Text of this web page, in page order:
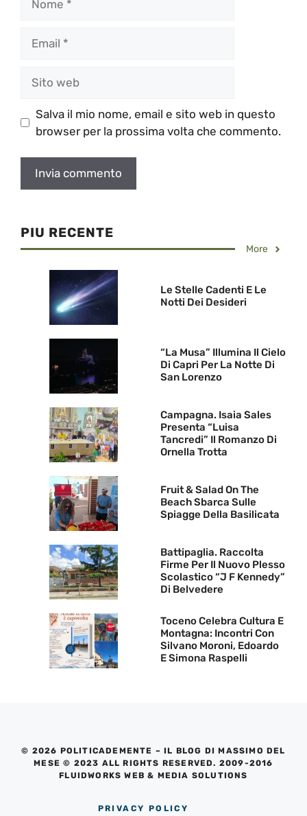
web
Salva il mio nome, email e sito web in questo
browser per la prossima volta che commento.
PIU RECENTE
More
Le Stelle Cadenti E Le
Notti Dei Desideri
“La Musa” Illumina Il Cielo
Di Capri Per La Notte Di
San Lorenzo
Campagna. Isaia Sales
Presenta “Luisa
Tancredi” Il Romanzo Di
Ornella Trotta
Fruit & Salad On The
Beach Sbarca Sulle
Spiagge Della Basilicata
Battipaglia. Raccolta
Firme Per Il Nuovo Plesso
Scolastico “J F Kennedy”
Di Belvedere
Toceno Celebra Cultura E
Montagna: Incontri Con
Silvano Moroni, Edoardo
E Simona Raspelli
© 2026 POLITICADEMENTE – IL BLOG DI MASSIMO DEL
MESE © 2023 ALL RIGHTS RESERVED. 2009-2016
FLUIDWORKS WEB & MEDIA SOLUTIONS
PRIVACY POLICY